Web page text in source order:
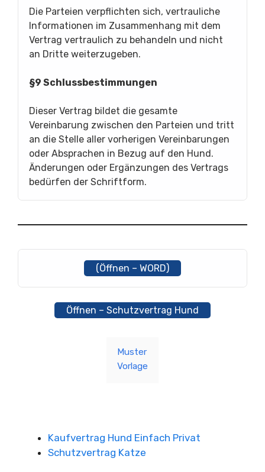
Die Parteien verpflichten sich, vertrauliche
Informationen im Zusammenhang mit dem
Vertrag vertraulich zu behandeln und nicht
an Dritte weiterzugeben.
§9 Schlussbestimmungen
Dieser Vertrag bildet die gesamte
Vereinbarung zwischen den Parteien und tritt
an die Stelle aller vorherigen Vereinbarungen
oder Absprachen in Bezug auf den Hund.
Änderungen oder Ergänzungen des Vertrags
bedürfen der Schriftform.
(Öffnen – WORD)
Öffnen – Schutzvertrag Hund
Muster
Vorlage
Kaufvertrag Hund Einfach Privat
Schutzvertrag Katze